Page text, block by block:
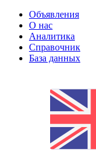
Объявления
О нас
Аналитика
Справочник
База данных